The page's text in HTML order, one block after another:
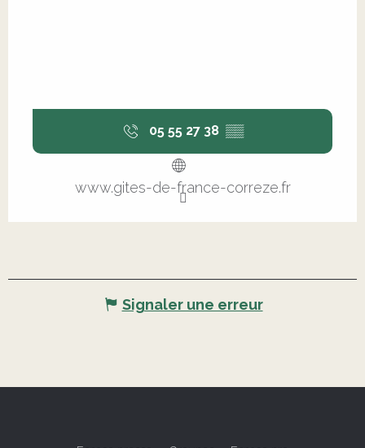
05 55 27 38 ▒▒
www.gites-de-france-correze.fr
Signaler une erreur